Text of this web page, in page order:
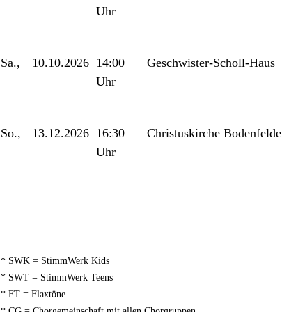
Uhr
Sa., 10.10.2026 14:00
Uhr
Geschwister-Scholl-Haus
So., 13.12.2026 16:30
Uhr
Christuskirche Bodenfelde
* SWK = StimmWerk Kids
* SWT = StimmWerk Teens
* FT = Flaxtöne